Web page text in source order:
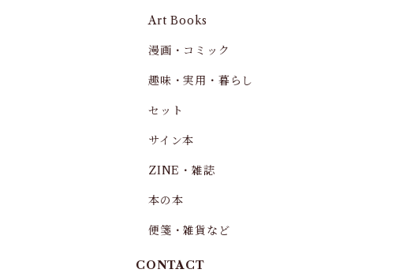
Art Books
漫画・コミック
趣味・実用・暮らし
セット
サイン本
ZINE・雑誌
本の本
便箋・雑貨など
CONTACT